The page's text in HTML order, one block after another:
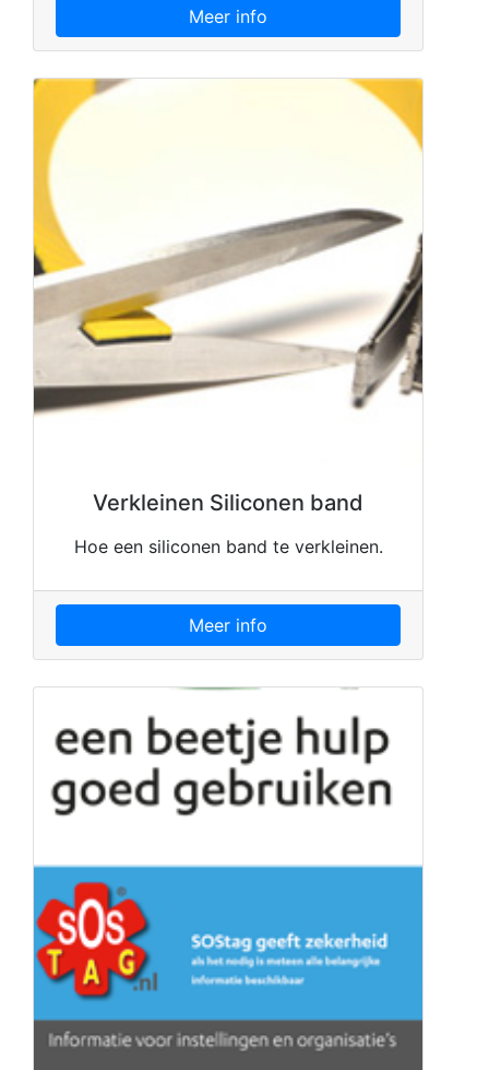
Meer info
Verkleinen Siliconen band
Hoe een siliconen band te verkleinen.
Meer info